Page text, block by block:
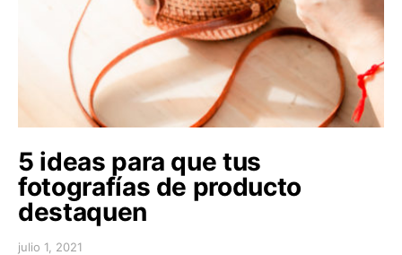
5 ideas para que tus
fotografías de producto
destaquen
julio 1, 2021